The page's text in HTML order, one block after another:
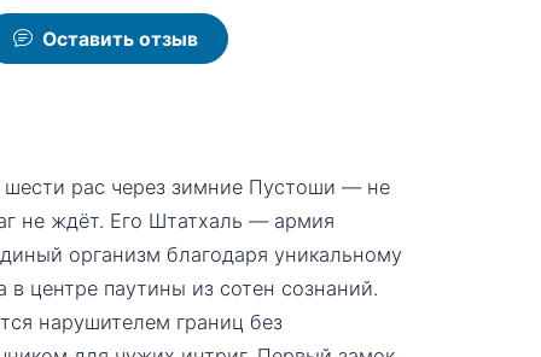
Оставить отзыв
шести рас через зимние Пустоши — не
не ждёт. Его Штатхаль — армия
организм благодаря уникальному
центре паутины из сотен сознаний.
нарушителем границ без